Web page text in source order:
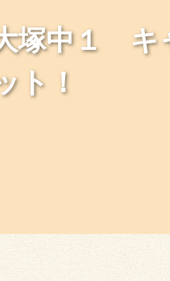
中１ キ
ト！